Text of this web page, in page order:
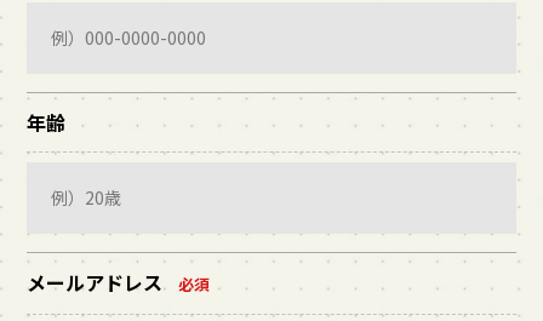
年齢
メールアドレス 必須